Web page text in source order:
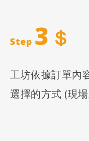
Step 3
工坊依據訂單內
選擇的方式 (現